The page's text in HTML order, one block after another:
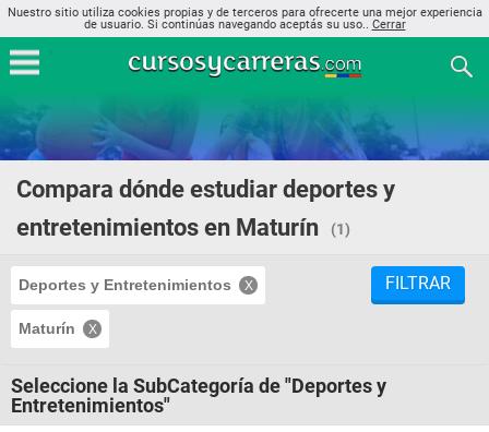
Nuestro sitio utiliza cookies propias y de terceros para ofrecerte una mejor experiencia
de usuario. Si continúas navegando aceptás su uso.. Cerrar
Compara dónde estudiar deportes y
entretenimientos en Maturín
(1)
Deportes y Entretenimientos
Maturín
FILTRAR
Seleccione la SubCategoría de "Deportes y
Entretenimientos"